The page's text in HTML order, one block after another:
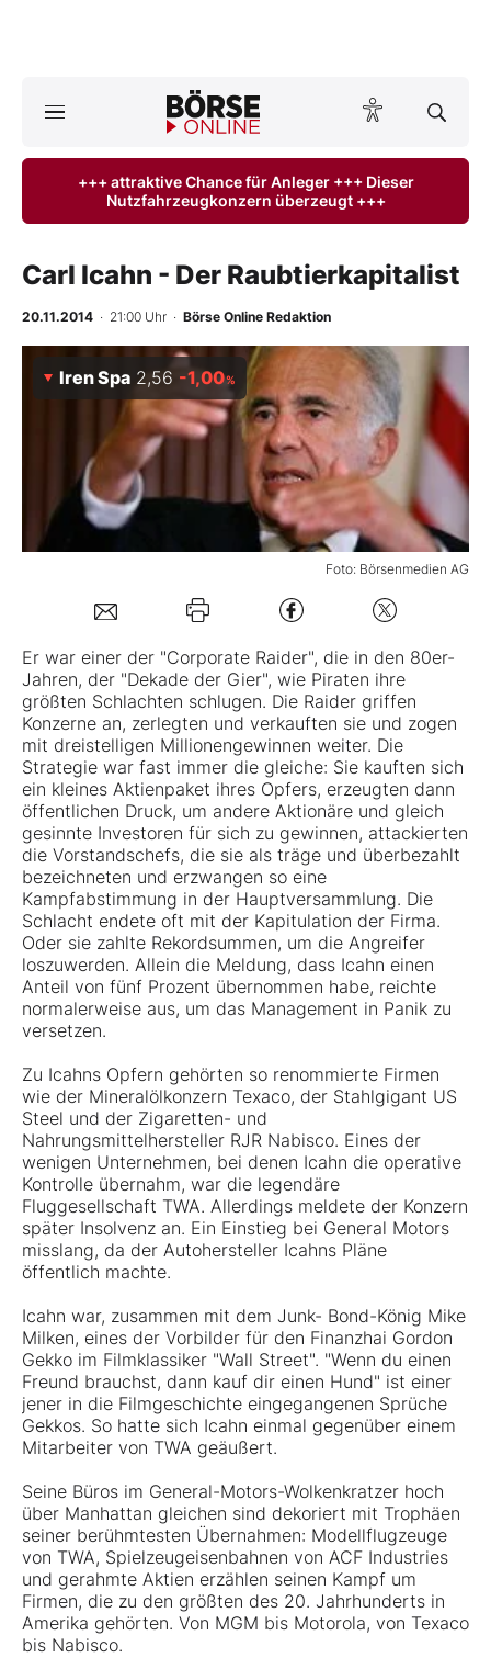
ktuelle Ausgabe BÖRSE ONLINE lesen
Finanz-Check
Abo & Shop
BO-Musterdepots
Experten
Mein B:O
Mein Konto
Folgen Sie uns
Kontakt
+++ attraktive Chance für Anleger +++ Dieser
Nutzfahrzeugkonzern überzeugt +++
Carl Icahn - Der Raubtierkapitalist
20.11.2014 · 21:00 Uhr · Börse Online Redaktion
Foto: Börsenmedien AG
Iren Spa 2,56 -1,00%
Er war einer der "Corporate Raider", die in den 80er-
Jahren, der "Dekade der Gier", wie Piraten ihre
größten Schlachten schlugen. Die Raider griffen
Konzerne an, zerlegten und verkauften sie und zogen
mit dreistelligen Millionengewinnen weiter. Die
Strategie war fast immer die gleiche: Sie kauften sich
ein kleines Aktienpaket ihres Opfers, erzeugten dann
öffentlichen Druck, um andere Aktionäre und gleich
gesinnte Investoren für sich zu gewinnen, attackierten
die Vorstandschefs, die sie als träge und überbezahlt
bezeichneten und erzwangen so eine
Kampfabstimmung in der Hauptversammlung. Die
Schlacht endete oft mit der Kapitulation der Firma.
Oder sie zahlte Rekordsummen, um die Angreifer
loszuwerden. Allein die Meldung, dass Icahn einen
Anteil von fünf Prozent übernommen habe, reichte
normalerweise aus, um das Management in Panik zu
versetzen.
Zu Icahns Opfern gehörten so renommierte Firmen
wie der Mineralölkonzern Texaco, der Stahlgigant US
Steel und der Zigaretten- und
Nahrungsmittelhersteller RJR Nabisco. Eines der
wenigen Unternehmen, bei denen Icahn die operative
Kontrolle übernahm, war die legendäre
Fluggesellschaft TWA. Allerdings meldete der Konzern
später Insolvenz an. Ein Einstieg bei General Motors
misslang, da der Autohersteller Icahns Pläne
öffentlich machte.
Icahn war, zusammen mit dem Junk- Bond-König Mike
Milken, eines der Vorbilder für den Finanzhai Gordon
Gekko im Filmklassiker "Wall Street". "Wenn du einen
Freund brauchst, dann kauf dir einen Hund" ist einer
jener in die Filmgeschichte eingegangenen Sprüche
Gekkos. So hatte sich Icahn einmal gegenüber einem
Mitarbeiter von TWA geäußert.
Seine Büros im General-Motors-Wolkenkratzer hoch
über Manhattan gleichen sind dekoriert mit Trophäen
seiner berühmtesten Übernahmen: Modellflugzeuge
von TWA, Spielzeugeisenbahnen von ACF Industries
und gerahmte Aktien erzählen seinen Kampf um
Firmen, die zu den größten des 20. Jahrhunderts in
Amerika gehörten. Von MGM bis Motorola, von Texaco
bis Nabisco.